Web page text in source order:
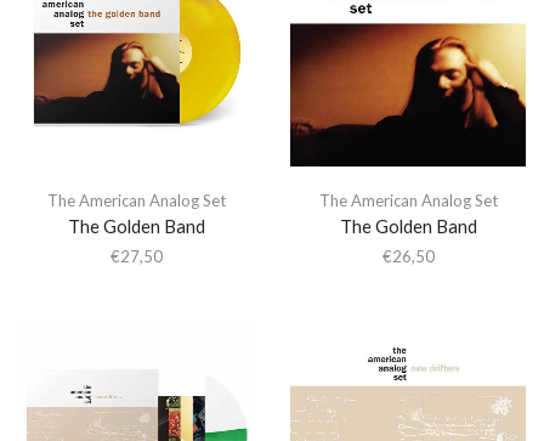
The American Analog Set
The Golden Band
€27,50
The American Analog Set
The Golden Band
€26,50